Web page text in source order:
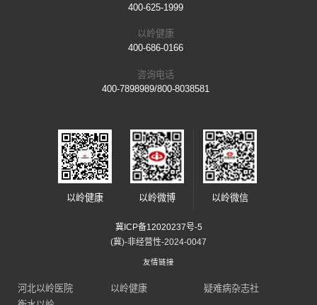
400-625-1999
以岭健康
400-686-0166
咨询电话
400-7898989/800-8038581
以岭健康 以岭微博 以岭微信
冀ICP备12020237号-5
(冀)-非经营性-2024-0047
友情链接
河北以岭医院 以岭健康
疑难病杂志社